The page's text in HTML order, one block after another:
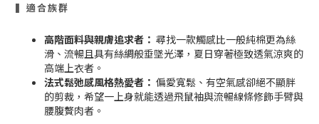
▍適合族群
高階面料與親膚追求者： 尋找一款觸感比一般純棉更為絲
滑、流暢且具有絲綢般垂墜光澤，夏日穿著極致透氣涼爽的
高端上衣者。
法式鬆弛感風格熱愛者： 偏愛寬鬆、有空氣感卻絕不顯胖
的剪裁，希望一上身就能透過飛鼠袖與流暢線條修飾手臂與
腰腹贅肉者。